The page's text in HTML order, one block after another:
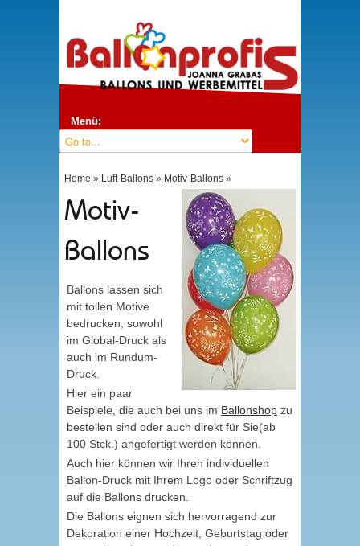
Menü:
Home » Luft-Ballons » Motiv-Ballons »
Motiv-
Ballons
Ballons lassen sich
mit tollen Motive
bedrucken, sowohl
im Global-Druck als
auch im Rundum-
Druck.
Hier ein paar
Beispiele, die auch bei uns im Ballonshop zu
bestellen sind oder auch direkt für Sie(ab
100 Stck.) angefertigt werden können.
Auch hier können wir Ihren individuellen
Ballon-Druck mit Ihrem Logo oder Schriftzug
auf die Ballons drucken.
Die Ballons eignen sich hervorragend zur
Dekoration einer Hochzeit, Geburtstag oder